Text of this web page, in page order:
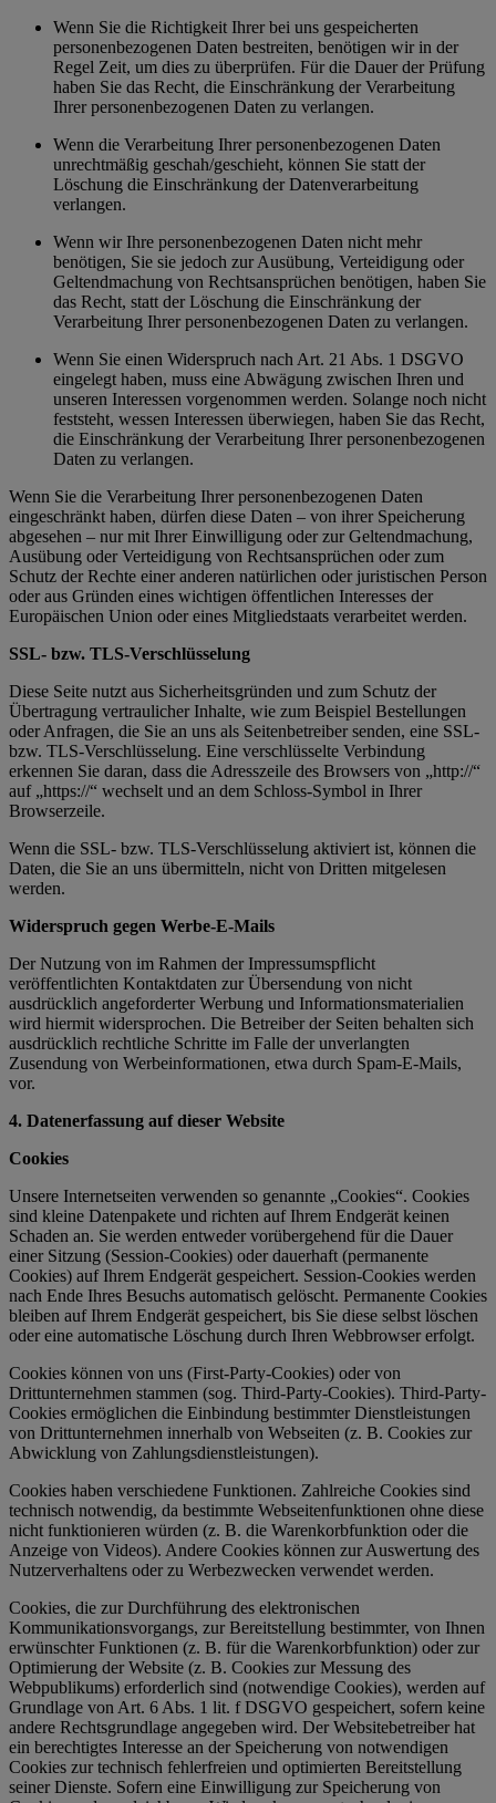
Wenn Sie die Richtigkeit Ihrer bei uns gespeicherten
personenbezogenen Daten bestreiten, benötigen wir in der
Regel Zeit, um dies zu überprüfen. Für die Dauer der Prüfung
haben Sie das Recht, die Einschränkung der Verarbeitung
Ihrer personenbezogenen Daten zu verlangen.
Wenn die Verarbeitung Ihrer personenbezogenen Daten
unrechtmäßig geschah/geschieht, können Sie statt der
Löschung die Einschränkung der Datenverarbeitung
verlangen.
Wenn wir Ihre personenbezogenen Daten nicht mehr
benötigen, Sie sie jedoch zur Ausübung, Verteidigung oder
Geltendmachung von Rechtsansprüchen benötigen, haben Sie
das Recht, statt der Löschung die Einschränkung der
Verarbeitung Ihrer personenbezogenen Daten zu verlangen.
Wenn Sie einen Widerspruch nach Art. 21 Abs. 1 DSGVO
eingelegt haben, muss eine Abwägung zwischen Ihren und
unseren Interessen vorgenommen werden. Solange noch nicht
feststeht, wessen Interessen überwiegen, haben Sie das Recht,
die Einschränkung der Verarbeitung Ihrer personenbezogenen
Daten zu verlangen.
Wenn Sie die Verarbeitung Ihrer personenbezogenen Daten
eingeschränkt haben, dürfen diese Daten – von ihrer Speicherung
abgesehen – nur mit Ihrer Einwilligung oder zur Geltendmachung,
Ausübung oder Verteidigung von Rechtsansprüchen oder zum
Schutz der Rechte einer anderen natürlichen oder juristischen Person
oder aus Gründen eines wichtigen öffentlichen Interesses der
Europäischen Union oder eines Mitgliedstaats verarbeitet werden.
SSL- bzw. TLS-Verschlüsselung
Diese Seite nutzt aus Sicherheitsgründen und zum Schutz der
Übertragung vertraulicher Inhalte, wie zum Beispiel Bestellungen
oder Anfragen, die Sie an uns als Seitenbetreiber senden, eine SSL-
bzw. TLS-Verschlüsselung. Eine verschlüsselte Verbindung
erkennen Sie daran, dass die Adresszeile des Browsers von „http://“
auf „https://“ wechselt und an dem Schloss-Symbol in Ihrer
Browserzeile.
Wenn die SSL- bzw. TLS-Verschlüsselung aktiviert ist, können die
Daten, die Sie an uns übermitteln, nicht von Dritten mitgelesen
werden.
Widerspruch gegen Werbe-E-Mails
Der Nutzung von im Rahmen der Impressumspflicht
veröffentlichten Kontaktdaten zur Übersendung von nicht
ausdrücklich angeforderter Werbung und Informationsmaterialien
wird hiermit widersprochen. Die Betreiber der Seiten behalten sich
ausdrücklich rechtliche Schritte im Falle der unverlangten
Zusendung von Werbeinformationen, etwa durch Spam-E-Mails,
vor.
4. Datenerfassung auf dieser Website
Cookies
Unsere Internetseiten verwenden so genannte „Cookies“. Cookies
sind kleine Datenpakete und richten auf Ihrem Endgerät keinen
Schaden an. Sie werden entweder vorübergehend für die Dauer
einer Sitzung (Session-Cookies) oder dauerhaft (permanente
Cookies) auf Ihrem Endgerät gespeichert. Session-Cookies werden
nach Ende Ihres Besuchs automatisch gelöscht. Permanente Cookies
bleiben auf Ihrem Endgerät gespeichert, bis Sie diese selbst löschen
oder eine automatische Löschung durch Ihren Webbrowser erfolgt.
Cookies können von uns (First-Party-Cookies) oder von
Drittunternehmen stammen (sog. Third-Party-Cookies). Third-Party-
Cookies ermöglichen die Einbindung bestimmter Dienstleistungen
von Drittunternehmen innerhalb von Webseiten (z. B. Cookies zur
Abwicklung von Zahlungsdienstleistungen).
Cookies haben verschiedene Funktionen. Zahlreiche Cookies sind
technisch notwendig, da bestimmte Webseitenfunktionen ohne diese
nicht funktionieren würden (z. B. die Warenkorbfunktion oder die
Anzeige von Videos). Andere Cookies können zur Auswertung des
Nutzerverhaltens oder zu Werbezwecken verwendet werden.
Cookies, die zur Durchführung des elektronischen
Kommunikationsvorgangs, zur Bereitstellung bestimmter, von Ihnen
erwünschter Funktionen (z. B. für die Warenkorbfunktion) oder zur
Optimierung der Website (z. B. Cookies zur Messung des
Webpublikums) erforderlich sind (notwendige Cookies), werden auf
Grundlage von Art. 6 Abs. 1 lit. f DSGVO gespeichert, sofern keine
andere Rechtsgrundlage angegeben wird. Der Websitebetreiber hat
ein berechtigtes Interesse an der Speicherung von notwendigen
Cookies zur technisch fehlerfreien und optimierten Bereitstellung
seiner Dienste. Sofern eine Einwilligung zur Speicherung von